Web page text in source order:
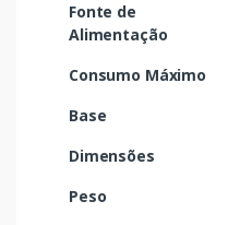
Fonte de
Alimentação
Consumo Máximo
Base
Dimensões
Peso